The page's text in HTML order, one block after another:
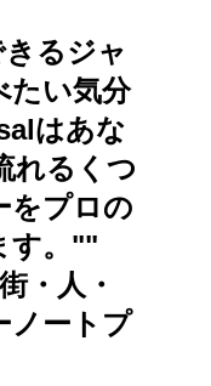
るジャ
たい気分
はあな
れるくつ
をプロの
す。""
・人・
ノートプ